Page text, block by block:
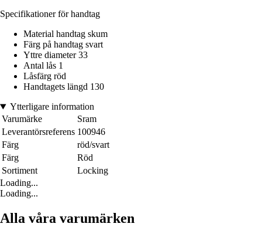
Specifikationer för handtag
Material handtag skum
Färg på handtag svart
Yttre diameter 33
Antal lås 1
Låsfärg röd
Handtagets längd 130
Ytterligare information
Varumärke
Sram
Leverantörsreferens 100946
Färg
röd/svart
Färg
Röd
Sortiment
Locking
Loading...
Loading...
Alla våra varumärken